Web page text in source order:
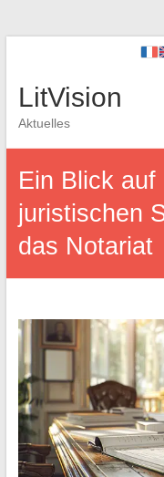
LitVision
Aktuelles
Ein Blick
juristischen
das Notariat